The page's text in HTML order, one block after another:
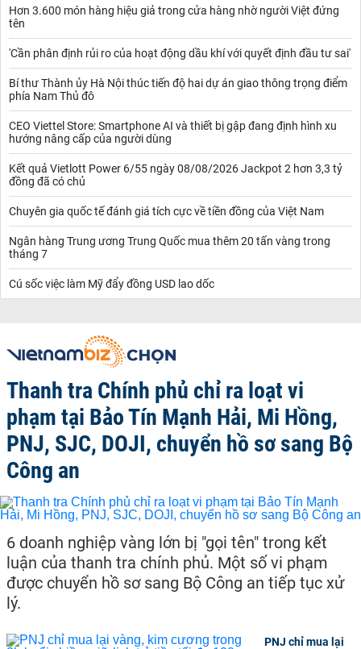
Hơn 3.600 món hàng hiệu giả trong cửa hàng nhờ người Việt đứng
tên
'Cần phân định rủi ro của hoạt động dầu khí với quyết định đầu tư sai'
Bí thư Thành ủy Hà Nội thúc tiến độ hai dự án giao thông trọng điểm
phía Nam Thủ đô
CEO Viettel Store: Smartphone AI và thiết bị gập đang định hình xu
hướng nâng cấp của người dùng
Kết quả Vietlott Power 6/55 ngày 08/08/2026 Jackpot 2 hơn 3,3 tỷ
đồng đã có chủ
Chuyên gia quốc tế đánh giá tích cực về tiền đồng của Việt Nam
Ngân hàng Trung ương Trung Quốc mua thêm 20 tấn vàng trong
tháng 7
Cú sốc việc làm Mỹ đẩy đồng USD lao dốc
Thanh tra Chính phủ chỉ ra loạt vi
phạm tại Bảo Tín Mạnh Hải, Mi Hồng,
PNJ, SJC, DOJI, chuyển hồ sơ sang Bộ
Công an
6 doanh nghiệp vàng lớn bị "gọi tên" trong kết
luận của thanh tra chính phủ. Một số vi phạm
được chuyển hồ sơ sang Bộ Công an tiếp tục xử
lý.
PNJ chỉ mua lại